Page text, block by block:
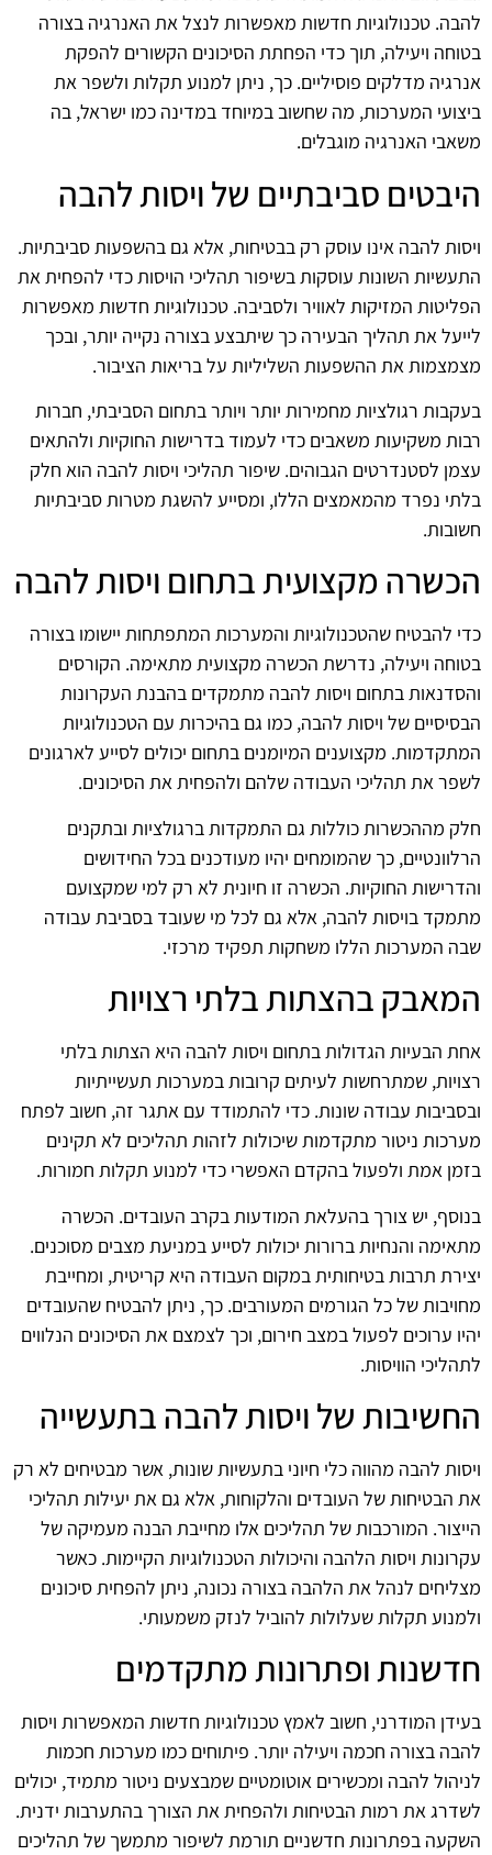
להבה. טכנולוגיות חדשות מאפשרות לנצל את האנרגיה בצורה
בטוחה ויעילה, תוך כדי הפחתת הסיכונים הקשורים להפקת
אנרגיה מדלקים פוסיליים. כך, ניתן למנוע תקלות ולשפר את
ביצועי המערכות, מה שחשוב במיוחד במדינה כמו ישראל, בה
משאבי האנרגיה מוגבלים.
היבטים סביבתיים של ויסות להבה
ויסות להבה אינו עוסק רק בבטיחות, אלא גם בהשפעות סביבתיות.
התעשיות השונות עוסקות בשיפור תהליכי הויסות כדי להפחית את
הפליטות המזיקות לאוויר ולסביבה. טכנולוגיות חדשות מאפשרות
לייעל את תהליך הבעירה כך שיתבצע בצורה נקייה יותר, ובכך
מצמצמות את ההשפעות השליליות על בריאות הציבור.
בעקבות רגולציות מחמירות יותר ויותר בתחום הסביבתי, חברות
רבות משקיעות משאבים כדי לעמוד בדרישות החוקיות ולהתאים
עצמן לסטנדרטים הגבוהים. שיפור תהליכי ויסות להבה הוא חלק
בלתי נפרד מהמאמצים הללו, ומסייע להשגת מטרות סביבתיות
חשובות.
הכשרה מקצועית בתחום ויסות להבה
כדי להבטיח שהטכנולוגיות והמערכות המתפתחות יישומו בצורה
בטוחה ויעילה, נדרשת הכשרה מקצועית מתאימה. הקורסים
והסדנאות בתחום ויסות להבה מתמקדים בהבנת העקרונות
הבסיסיים של ויסות להבה, כמו גם בהיכרות עם הטכנולוגיות
המתקדמות. מקצוענים המיומנים בתחום יכולים לסייע לארגונים
לשפר את תהליכי העבודה שלהם ולהפחית את הסיכונים.
חלק מההכשרות כוללות גם התמקדות ברגולציות ובתקנים
הרלוונטיים, כך שהמומחים יהיו מעודכנים בכל החידושים
והדרישות החוקיות. הכשרה זו חיונית לא רק למי שמקצועם
מתמקד בויסות להבה, אלא גם לכל מי שעובד בסביבת עבודה
שבה המערכות הללו משחקות תפקיד מרכזי.
המאבק בהצתות בלתי רצויות
אחת הבעיות הגדולות בתחום ויסות להבה היא הצתות בלתי
רצויות, שמתרחשות לעיתים קרובות במערכות תעשייתיות
ובסביבות עבודה שונות. כדי להתמודד עם אתגר זה, חשוב לפתח
מערכות ניטור מתקדמות שיכולות לזהות תהליכים לא תקינים
בזמן אמת ולפעול בהקדם האפשרי כדי למנוע תקלות חמורות.
בנוסף, יש צורך בהעלאת המודעות בקרב העובדים. הכשרה
מתאימה והנחיות ברורות יכולות לסייע במניעת מצבים מסוכנים.
יצירת תרבות בטיחותית במקום העבודה היא קריטית, ומחייבת
מחויבות של כל הגורמים המעורבים. כך, ניתן להבטיח שהעובדים
יהיו ערוכים לפעול במצב חירום, וכך לצמצם את הסיכונים הנלווים
לתהליכי הוויסות.
החשיבות של ויסות להבה בתעשייה
ויסות להבה מהווה כלי חיוני בתעשיות שונות, אשר מבטיחים לא רק
את הבטיחות של העובדים והלקוחות, אלא גם את יעילות תהליכי
הייצור. המורכבות של תהליכים אלו מחייבת הבנה מעמיקה של
עקרונות ויסות הלהבה והיכולות הטכנולוגיות הקיימות. כאשר
מצליחים לנהל את הלהבה בצורה נכונה, ניתן להפחית סיכונים
ולמנוע תקלות שעלולות להוביל לנזק משמעותי.
חדשנות ופתרונות מתקדמים
בעידן המודרני, חשוב לאמץ טכנולוגיות חדשות המאפשרות ויסות
להבה בצורה חכמה ויעילה יותר. פיתוחים כמו מערכות חכמות
לניהול להבה ומכשירים אוטומטיים שמבצעים ניטור מתמיד, יכולים
לשדרג את רמות הבטיחות ולהפחית את הצורך בהתערבות ידנית.
השקעה בפתרונות חדשניים תורמת לשיפור מתמשך של תהליכים